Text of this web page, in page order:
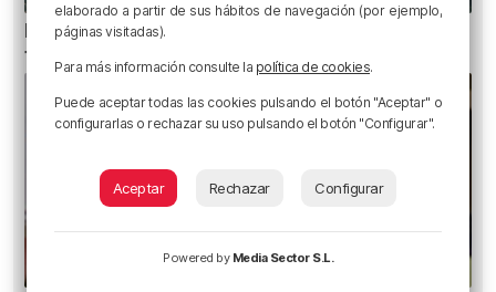
Heridas dos personas en un accidente entre
tres vehículos en la A8 en Muskiz
elaborado a partir de sus hábitos de navegación (por ejemplo,
páginas visitadas).
Para más información consulte la política de cookies.
Puede aceptar todas las cookies pulsando el botón "Aceptar" o
configurarlas o rechazar su uso pulsando el botón "Configurar".
Aceptar Rechazar Configurar
Powered by Media Sector S.L.